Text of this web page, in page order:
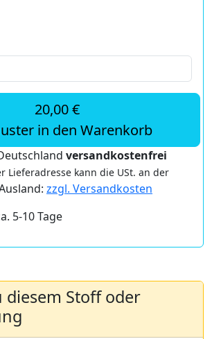
20,00 €
in den Warenkorb
versandkostenfrei
Lieferadresse kann die USt. an der
zzgl. Versandkosten
5-10 Tage
diesem Stoff oder